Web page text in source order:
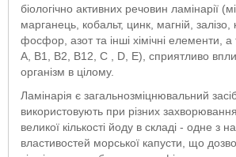
біологічно активних речовин ламінарії
марганець, кобальт, цинк, магній, залізо,
фосфор, азот та інші хімічні елементи, а
А, В1, В2, В12, С , D, Е), сприятливо
організм в цілому.
Ламінарія є загальнозміцнювальний
використовують при різних
великої кількості йоду в складі - одне з
властивостей морської капусти, що